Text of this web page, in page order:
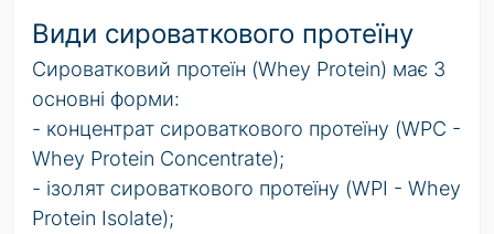
Види сироваткового протеїну
Сироватковий протеїн (Whey Protein) має 3
основні форми:
- концентрат сироваткового протеїну (WPC -
Whey Protein Concentrate);
- ізолят сироваткового протеїну (WPI - Whey
Protein Isolate);